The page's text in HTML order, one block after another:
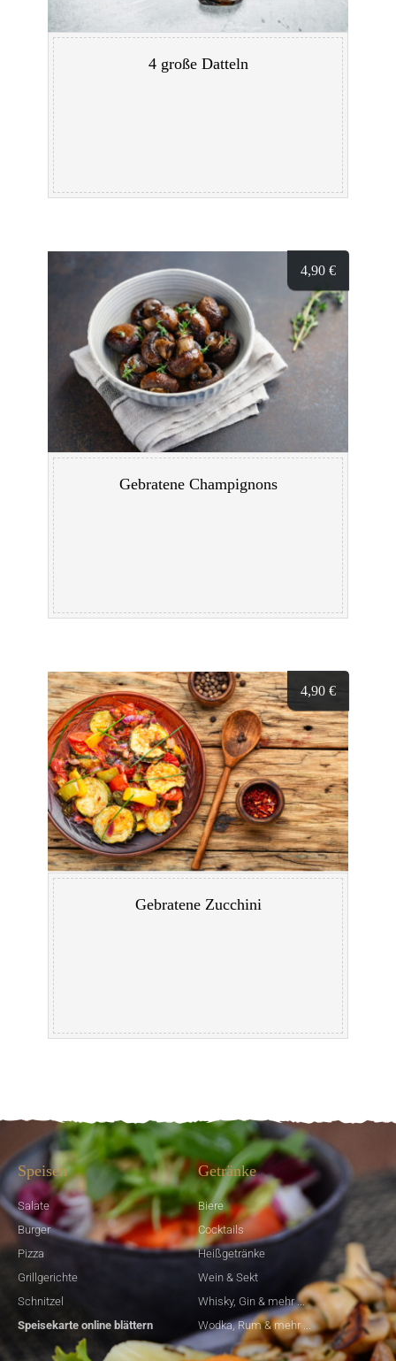
4 große Datteln
4,90 €
Gebratene Champignons
4,90 €
Gebratene Zucchini
Speisen
Salate
Burger
Pizza
Grillgerichte
Schnitzel
Speisekarte online blättern
Getränke
Biere
Cocktails
Heißgetränke
Wein & Sekt
Whisky, Gin & mehr ...
Wodka, Rum & mehr ...